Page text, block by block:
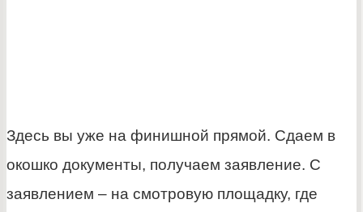
Здесь вы уже на финишной прямой. Сдаем в
окошко документы, получаем заявление. С
заявлением – на смотровую площадку, где